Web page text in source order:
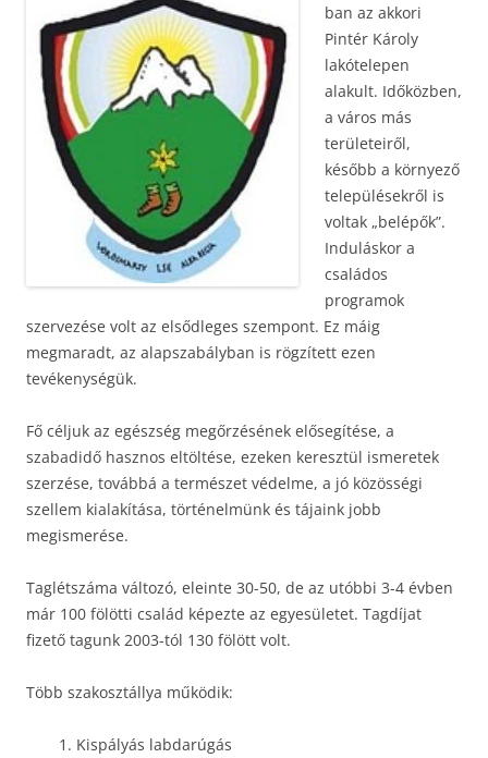
ban az akkori
Pintér Károly
lakótelepen
alakult. Időközben,
a város más
területeiről,
később a környező
településekről is
voltak „belépők”.
Induláskor a
családos
programok
szervezése volt az elsődleges szempont. Ez máig
megmaradt, az alapszabályban is rögzített ezen
tevékenységük.
Fő céljuk az egészség megőrzésének elősegítése, a
szabadidő hasznos eltöltése, ezeken keresztül ismeretek
szerzése, továbbá a természet védelme, a jó közösségi
szellem kialakítása, történelmünk és tájaink jobb
megismerése.
Taglétszáma változó, eleinte 30-50, de az utóbbi 3-4 évben
már 100 fölötti család képezte az egyesületet. Tagdíjat
fizető tagunk 2003-tól 130 fölött volt.
Több szakosztállya működik:
1. Kispályás labdarúgás